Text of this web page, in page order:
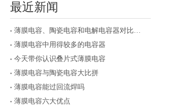
最近新闻
薄膜电容、陶瓷电容和电解电容器对比及注意事项
薄膜电容中用得较多的电容器
今天带你认识叠片式薄膜电容
薄膜电容与陶瓷电容大比拼
薄膜电容能过回流焊吗
薄膜电容六大优点